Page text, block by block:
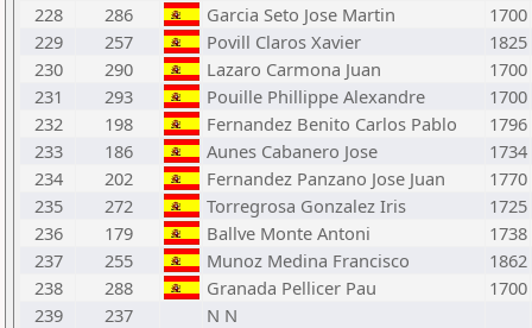
228
286 Garcia Seto Jose Martin
1700
229
257 Povill Claros Xavier
1825
230
290 Lazaro Carmona Juan
1700
231
293 Pouille Phillippe Alexandre
1700
232
198 Fernandez Benito Carlos Pablo
1796
233
186 Aunes Cabanero Jose
1734
234
202 Fernandez Panzano Jose Juan
1770
235
272 Torregrosa Gonzalez Iris
1725
236
179 Ballve Monte Antoni
1738
237
255 Munoz Medina Francisco
1862
238
288 Granada Pellicer Pau
1700
239
237
N N